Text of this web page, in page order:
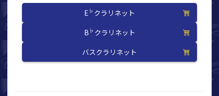
E ♭ クラリネット
B ♭ クラリネット
バスクラリネット